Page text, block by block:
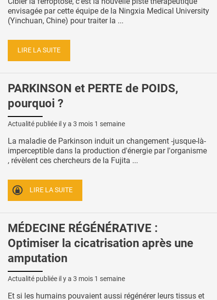
envisagée par cette équipe de la Ningxia Medical University
(Yinchuan, Chine) pour traiter la ...
LIRE LA SUITE
PARKINSON et PERTE de POIDS,
pourquoi ?
Actualité publiée il y a 3 mois 1 semaine
La maladie de Parkinson induit un changement -jusque-là-
imperceptible dans la production d'énergie par l'organisme
, révèlent ces chercheurs de la Fujita ...
LIRE LA SUITE
MÉDECINE RÉGÉNÉRATIVE :
Optimiser la cicatrisation après une
amputation
Actualité publiée il y a 3 mois 1 semaine
Et si les humains pouvaient aussi régénérer leurs tissus et